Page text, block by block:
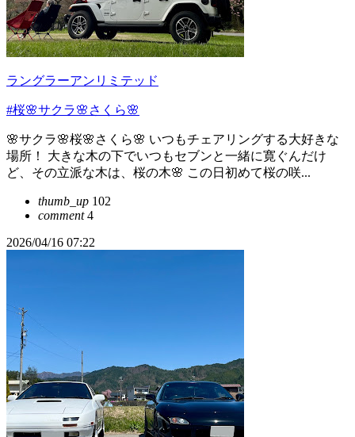
ラングラーアンリミテッド
#桜🌸サクラ🌸さくら🌸
🌸サクラ🌸桜🌸さくら🌸 いつもチェアリングする大好きな
場所！ 大きな木の下でいつもセブンと一緒に寛ぐんだけ
ど、その立派な木は、桜の木🌸 この日初めて桜の咲...
thumb_up 102
comment4
2026/04/16 07:22